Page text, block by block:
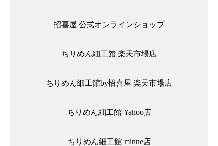
招喜屋 公式オンラインショップ
ちりめん細工館 楽天市場店
ちりめん細工館by招喜屋 楽天市場店
ちりめん細工館 Yahoo店
ちりめん細工館 minne店